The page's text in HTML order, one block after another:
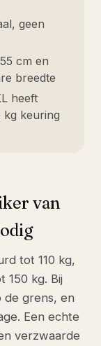
geen
cm en
breedte
heeft
keuring
van
tot 110 kg,
150 kg. Bij
de grens, en
Een echte
verzwaarde